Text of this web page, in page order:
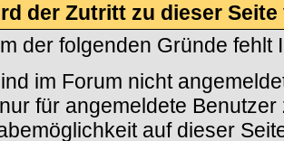
der Zutritt zu dieser
der folgenden Gründe
im Forum nicht
für angemeldete
auf dieser